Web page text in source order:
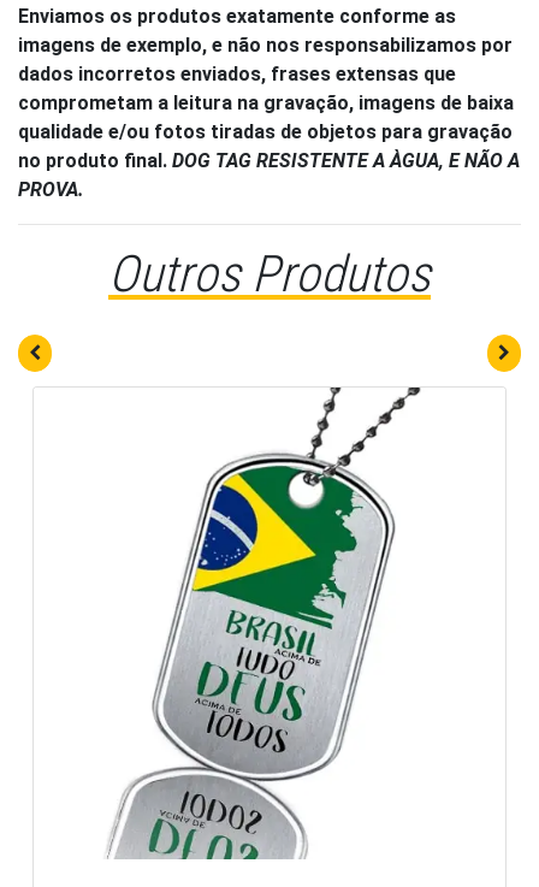
Enviamos os produtos exatamente conforme as
imagens de exemplo, e não nos responsabilizamos por
dados incorretos enviados, frases extensas que
comprometam a leitura na gravação, imagens de baixa
qualidade e/ou fotos tiradas de objetos para gravação
no produto final. DOG TAG RESISTENTE A ÀGUA, E NÃO A
PROVA.
Outros Produtos